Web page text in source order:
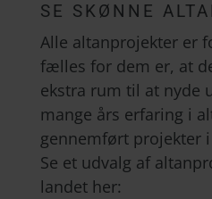
SE SKØNNE
Alle altanprojekter er
fælles for dem er, at
ekstra rum til at nyde
mange års erfaring i
gennemført projekter
Se et udvalg af
landet her: